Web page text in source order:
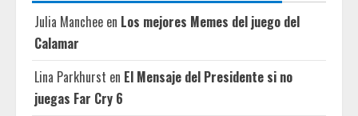
Julia Manchee en Los mejores Memes del juego del
Calamar
Lina Parkhurst en El Mensaje del Presidente si no
juegas Far Cry 6